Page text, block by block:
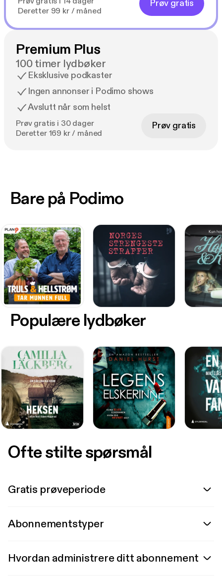
Deretter 99 kr / måned
Prøv gratis
Premium Plus
100 timer lydbøker
Eksklusive podkaster
Ingen annonser i Podimo shows
Avslutt når som helst
Prøv gratis i 30 dager
Deretter 169 kr / måned
Prøv gratis
Bare på Podimo
Populære lydbøker
Ofte stilte spørsmål
Gratis prøveperiode
Abonnementstyper
Hvordan administrere ditt abonnement